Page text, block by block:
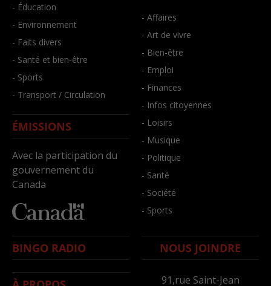
- Éducation
- Environnement
- Faits divers
- Santé et bien-être
- Sports
- Transport / Circulation
ÉMISSIONS
Avec la participation du
gouvernement du
Canada
- Affaires
- Art de vivre
- Bien-être
- Emploi
- Finances
- Infos citoyennes
- Loisirs
- Musique
- Politique
- Santé
- Société
- Sports
BINGO RADIO NOUS JOINDRE
91,rue Saint-Jean